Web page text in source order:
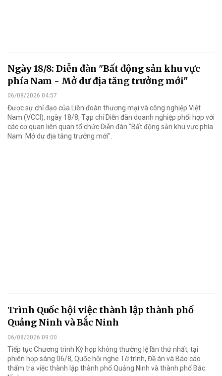
Ngày 18/8: Diễn đàn "Bất động sản khu vực
phía Nam - Mở dư địa tăng trưởng mới"
06/08/2026 04:57
Được sự chỉ đạo của Liên đoàn thương mại và công nghiệp Việt
Nam (VCCI), ngày 18/8, Tạp chí Diễn đàn doanh nghiệp phối hợp với
các cơ quan liên quan tổ chức Diễn đàn "Bất động sản khu vực phía
Nam: Mở dư địa tăng trưởng mới".
Trình Quốc hội việc thành lập thành phố
Quảng Ninh và Bắc Ninh
06/08/2026 09:00
Tiếp tục Chương trình Kỳ họp không thường lệ lần thứ nhất, tại
phiên họp sáng 06/8, Quốc hội nghe Tờ trình, Đề án và Báo cáo
thẩm tra việc thành lập thành phố Quảng Ninh và thành phố Bắc